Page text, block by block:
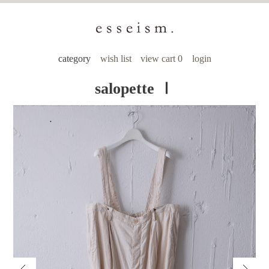
category wish list view cart 0 login
salopette Ⅰ